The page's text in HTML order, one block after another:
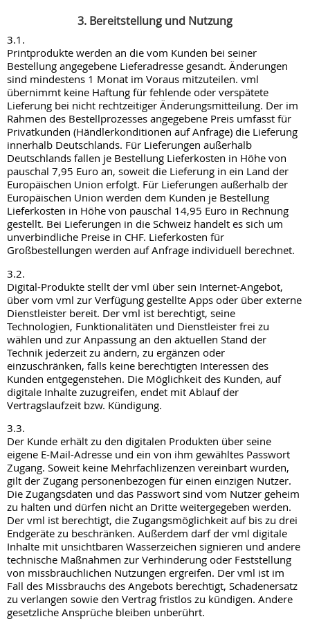
3. Bereitstellung und Nutzung
3.1.
Printprodukte werden an die vom Kunden bei seiner
Bestellung angegebene Lieferadresse gesandt. Änderungen
sind mindestens 1 Monat im Voraus mitzuteilen. vml
übernimmt keine Haftung für fehlende oder verspätete
Lieferung bei nicht rechtzeitiger Änderungsmitteilung. Der im
Rahmen des Bestellprozesses angegebene Preis umfasst für
Privatkunden (Händlerkonditionen auf Anfrage) die Lieferung
innerhalb Deutschlands. Für Lieferungen außerhalb
Deutschlands fallen je Bestellung Lieferkosten in Höhe von
pauschal 7,95 Euro an, soweit die Lieferung in ein Land der
Europäischen Union erfolgt. Für Lieferungen außerhalb der
Europäischen Union werden dem Kunden je Bestellung
Lieferkosten in Höhe von pauschal 14,95 Euro in Rechnung
gestellt. Bei Lieferungen in die Schweiz handelt es sich um
unverbindliche Preise in CHF. Lieferkosten für
Großbestellungen werden auf Anfrage individuell berechnet.
3.2.
Digital-Produkte stellt der vml über sein Internet-Angebot,
über vom vml zur Verfügung gestellte Apps oder über externe
Dienstleister bereit. Der vml ist berechtigt, seine
Technologien, Funktionalitäten und Dienstleister frei zu
wählen und zur Anpassung an den aktuellen Stand der
Technik jederzeit zu ändern, zu ergänzen oder
einzuschränken, falls keine berechtigten Interessen des
Kunden entgegenstehen. Die Möglichkeit des Kunden, auf
digitale Inhalte zuzugreifen, endet mit Ablauf der
Vertragslaufzeit bzw. Kündigung.
3.3.
Der Kunde erhält zu den digitalen Produkten über seine
eigene E-Mail-Adresse und ein von ihm gewähltes Passwort
Zugang. Soweit keine Mehrfachlizenzen vereinbart wurden,
gilt der Zugang personenbezogen für einen einzigen Nutzer.
Die Zugangsdaten und das Passwort sind vom Nutzer geheim
zu halten und dürfen nicht an Dritte weitergegeben werden.
Der vml ist berechtigt, die Zugangsmöglichkeit auf bis zu drei
Endgeräte zu beschränken. Außerdem darf der vml digitale
Inhalte mit unsichtbaren Wasserzeichen signieren und andere
technische Maßnahmen zur Verhinderung oder Feststellung
von missbräuchlichen Nutzungen ergreifen. Der vml ist im
Fall des Missbrauchs des Angebots berechtigt, Schadenersatz
zu verlangen sowie den Vertrag fristlos zu kündigen. Andere
gesetzliche Ansprüche bleiben unberührt.